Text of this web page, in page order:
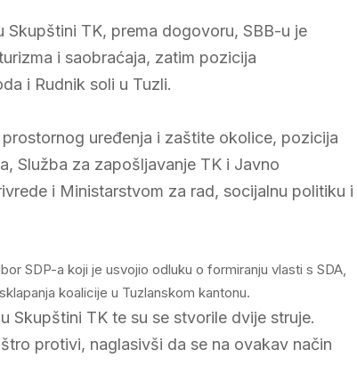
Skupštini TK, prema dogovoru, SBB-u je
i saobraćaja, zatim pozicija
i Rudnik soli u Tuzli.
uređenja i zaštite okolice, pozicija
Služba za zapošljavanje TK i Javno
i Ministarstvom za rad, socijalnu politiku i
SDP-a koji je usvojio odluku o formiranju vlasti s SDA,
koalicije u Tuzlanskom kantonu.
Skupštini TK te su se stvorile dvije struje.
protivi, naglasivši da se na ovakav način